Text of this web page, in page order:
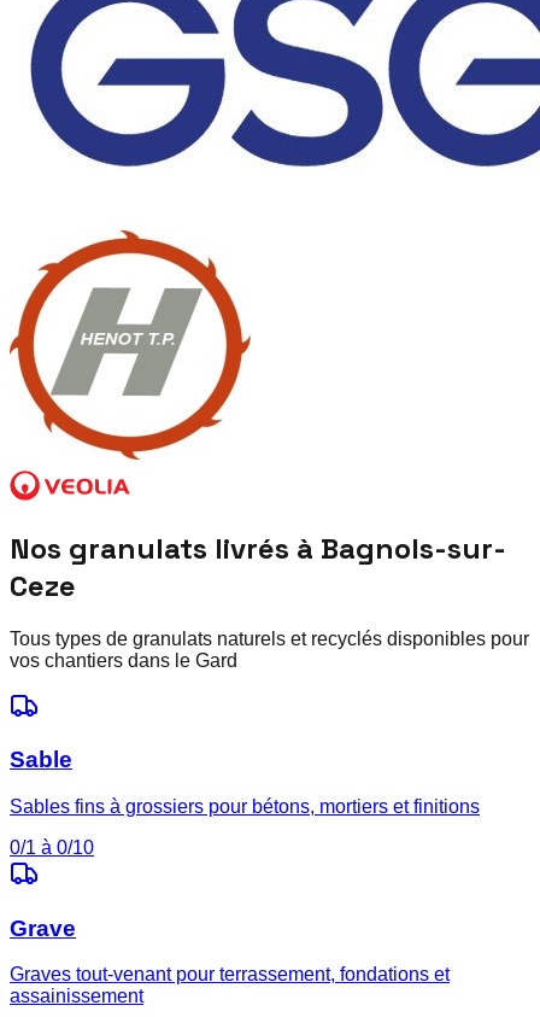
Nos granulats livrés à Bagnols-sur-
Ceze
Tous types de granulats naturels et recyclés disponibles pour
vos chantiers dans le Gard
Sable
Sables fins à grossiers pour bétons, mortiers et finitions
0/1 à 0/10
Grave
Graves tout-venant pour terrassement, fondations et
assainissement